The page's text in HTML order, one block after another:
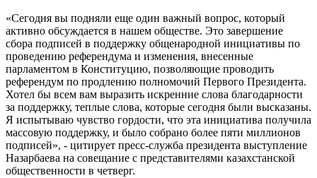
«Сегодня вы подняли еще один важный вопрос, который
активно обсуждается в нашем обществе. Это завершение
сбора подписей в поддержку общенародной инициативы по
проведению референдума и изменения, внесенные
парламентом в Конституцию, позволяющие проводить
референдум по продлению полномочий Первого Президента.
Хотел бы всем вам выразить искренние слова благодарности
за поддержку, теплые слова, которые сегодня были высказаны.
Я испытываю чувство гордости, что эта инициатива получила
массовую поддержку, и было собрано более пяти миллионов
подписей», - цитирует пресс-служба президента выступление
Назарбаева на совещание с представителями казахстанской
общественности в четверг.